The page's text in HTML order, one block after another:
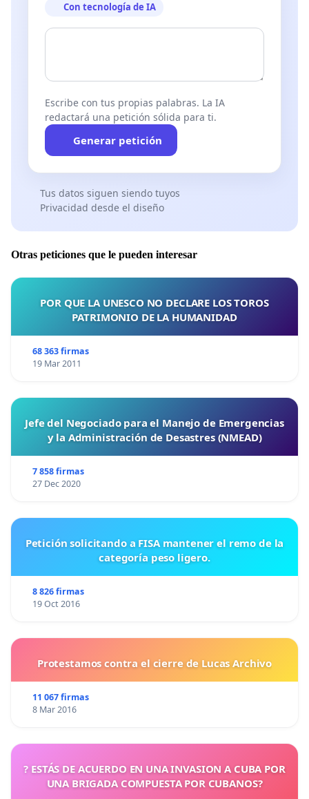
Con tecnología de IA
Escribe con tus propias palabras. La IA
redactará una petición sólida para ti.
Generar petición
Tus datos siguen siendo tuyos
Privacidad desde el diseño
Otras peticiones que le pueden interesar
POR QUE LA UNESCO NO DECLARE LOS TOROS
PATRIMONIO DE LA HUMANIDAD
68 363 firmas
19 Mar 2011
Jefe del Negociado para el Manejo de Emergencias
y la Administración de Desastres (NMEAD)
7 858 firmas
27 Dec 2020
Petición solicitando a FISA mantener el remo de la
categoría peso ligero.
8 826 firmas
19 Oct 2016
Protestamos contra el cierre de Lucas Archivo
11 067 firmas
8 Mar 2016
? ESTÁS DE ACUERDO EN UNA INVASION A CUBA POR
UNA BRIGADA COMPUESTA POR CUBANOS?